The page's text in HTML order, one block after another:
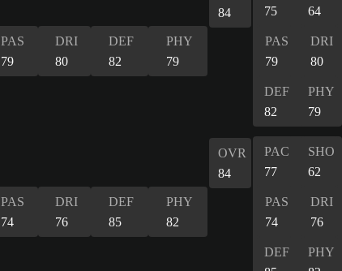
PAS
79
DRI
80
DEF
82
PHY
79
84
75
64
PAS
79
DRI
80
DEF
82
PHY
79
PAS
74
DRI
76
DEF
85
PHY
82
OVR
84
PAC
77
SHO
62
PAS
74
DRI
76
DEF
PHY